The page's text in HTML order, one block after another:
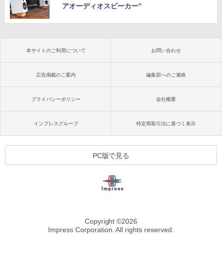
アオーディオスピーカー”
本サイトのご利用について お問い合わせ
広告掲載のご案内 編集部へのご連絡
プライバシーポリシー 会社概要
インプレスグループ 特定商取引法に基づく表示
PC版で見る
Copyright ©2026
Impress Corporation. All rights reserved.